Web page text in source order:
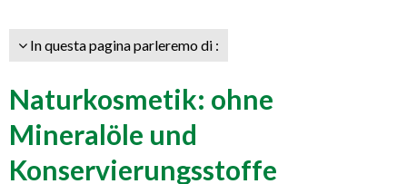
In questa pagina parleremo di :
Naturkosmetik: ohne
Mineralöle und
Konservierungsstoffe